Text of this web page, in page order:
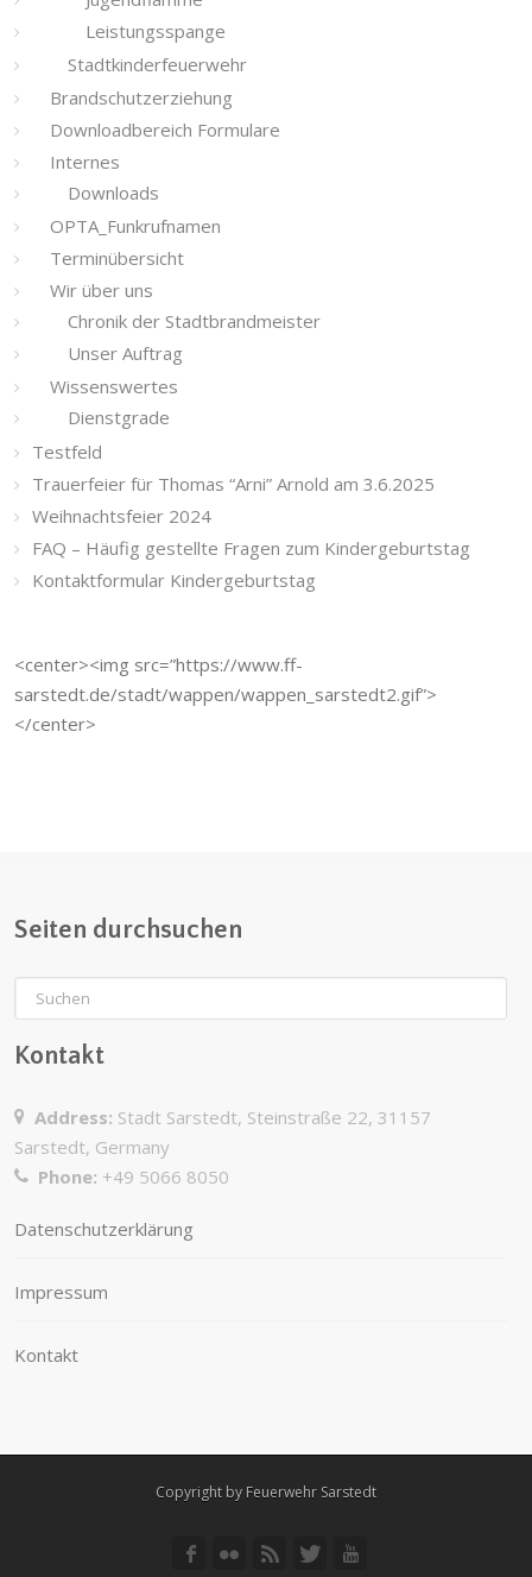
Leistungsspange
Stadtkinderfeuerwehr
Brandschutzerziehung
Downloadbereich Formulare
Internes
Downloads
OPTA_Funkrufnamen
Terminübersicht
Wir über uns
Chronik der Stadtbrandmeister
Unser Auftrag
Wissenswertes
Dienstgrade
Testfeld
Trauerfeier für Thomas “Arni” Arnold am 3.6.2025
Weihnachtsfeier 2024
FAQ – Häufig gestellte Fragen zum Kindergeburtstag
Kontaktformular Kindergeburtstag
<center><img src=”https://www.ff-
sarstedt.de/stadt/wappen/wappen_sarstedt2.gif”>
</center>
Seiten durchsuchen
Kontakt
Address: Stadt Sarstedt, Steinstraße 22, 31157
Sarstedt, Germany
Phone: +49 5066 8050
Datenschutzerklärung
Impressum
Kontakt
Copyright by Feuerwehr Sarstedt